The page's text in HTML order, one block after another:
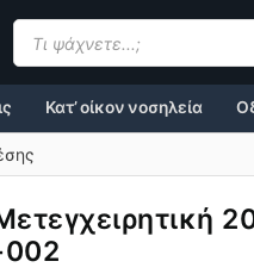
Products
search
Κατ’ οίκον νοσηλεία